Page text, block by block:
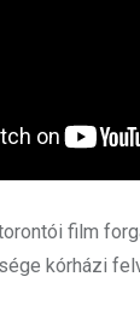
film
kórházi